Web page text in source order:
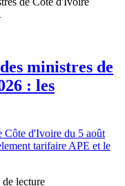
ministres de
: les
Côte d'Ivoire du 5 août
tarifaire APE et le
lecture